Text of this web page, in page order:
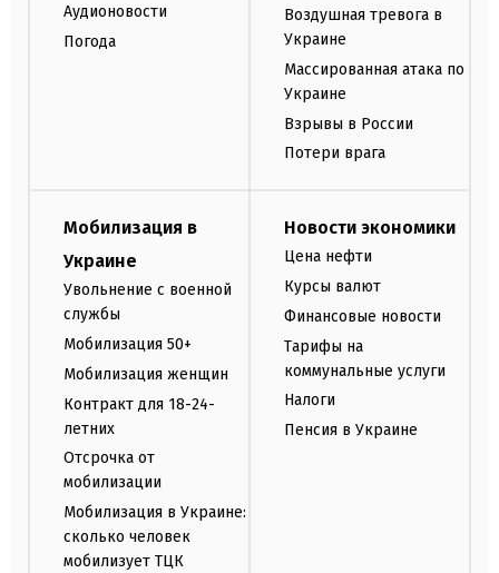
Аудионовости
Погода
Воздушная тревога в
Украине
Массированная атака по
Украине
Взрывы в России
Потери врага
Мобилизация в
Украине
Увольнение с военной
службы
Мобилизация 50+
Мобилизация женщин
Контракт для 18-24-
летних
Отсрочка от
мобилизации
Мобилизация в Украине:
сколько человек
мобилизует ТЦК
Новости экономики
Цена нефти
Курсы валют
Финансовые новости
Тарифы на
коммунальные услуги
Налоги
Пенсия в Украине